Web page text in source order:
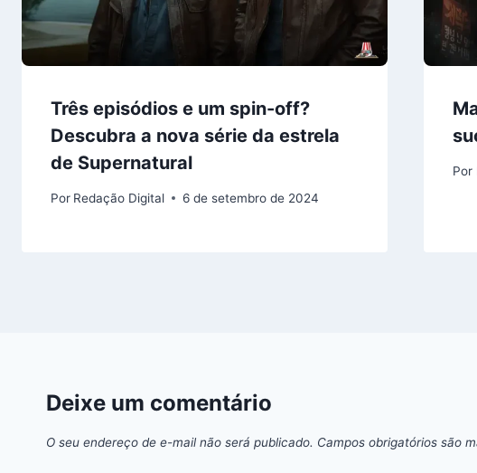
Três episódios e um spin-off?
Descubra a nova série da estrela
de Supernatural
Por Redação Digital 6 de setembro de 2024
Por
Deixe um comentário
O seu endereço de e-mail não será publicado. Campos obrigatórios são